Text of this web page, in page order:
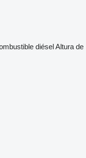
diéselAltura de